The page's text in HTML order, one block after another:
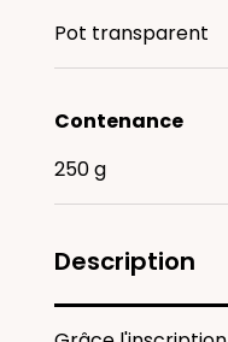
Pot transparent
Contenance
250 g
Description